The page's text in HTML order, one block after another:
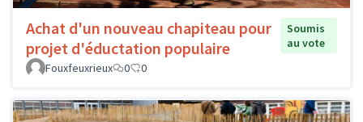
Achat d'un nouveau chapiteau pour
projet d'éductation populaire
Soumis
au vote
Fouxfeuxrieux
0 0